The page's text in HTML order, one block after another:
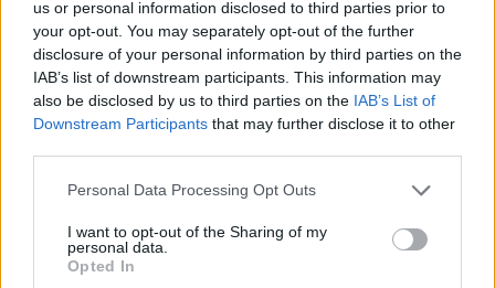
us or personal information disclosed to third parties prior to
your opt-out. You may separately opt-out of the further
disclosure of your personal information by third parties on the
IAB’s list of downstream participants. This information may
also be disclosed by us to third parties on the IAB’s List of
Downstream Participants that may further disclose it to other
Please note that this website/app uses one or more Google
not limited to your visit or usage behaviour. You may click to
grant or deny consent to Google and its third-party tags to
use your data for below specified purposes in below Google
Personal Data Processing Opt Outs
I want to opt-out of the Sharing of my
personal data.
Opted In